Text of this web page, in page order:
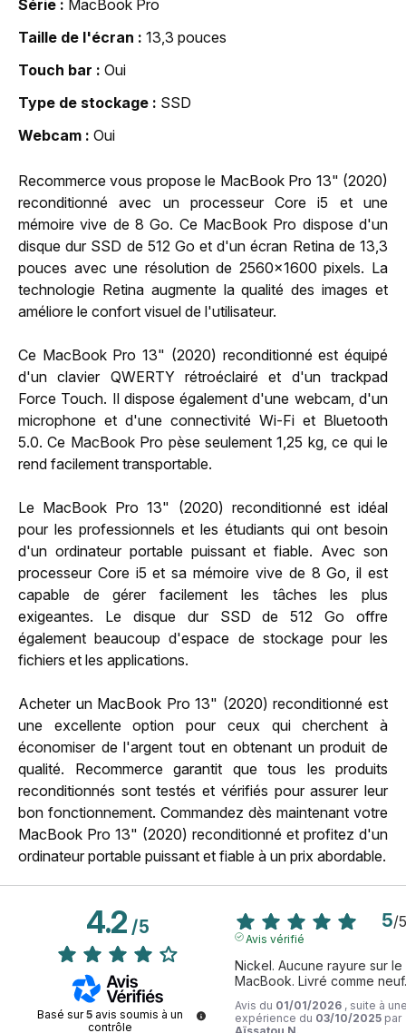
Série
MacBook Pro
Taille de l'écran
13,3 pouces
Touch bar
Oui
Type de stockage
SSD
Webcam
Oui
Recommerce vous propose le MacBook Pro 13" (2020)
reconditionné avec un processeur Core i5 et une
mémoire vive de 8 Go. Ce MacBook Pro dispose d'un
disque dur SSD de 512 Go et d'un écran Retina de 13,3
pouces avec une résolution de 2560x1600 pixels. La
technologie Retina augmente la qualité des images et
améliore le confort visuel de l'utilisateur.
Ce MacBook Pro 13" (2020) reconditionné est équipé
d'un clavier QWERTY rétroéclairé et d'un trackpad
Force Touch. Il dispose également d'une webcam, d'un
microphone et d'une connectivité Wi-Fi et Bluetooth
5.0. Ce MacBook Pro pèse seulement 1,25 kg, ce qui le
rend facilement transportable.
Le MacBook Pro 13" (2020) reconditionné est idéal
pour les professionnels et les étudiants qui ont besoin
d'un ordinateur portable puissant et fiable. Avec son
processeur Core i5 et sa mémoire vive de 8 Go, il est
capable de gérer facilement les tâches les plus
exigeantes. Le disque dur SSD de 512 Go offre
également beaucoup d'espace de stockage pour les
fichiers et les applications.
Acheter un MacBook Pro 13" (2020) reconditionné est
une excellente option pour ceux qui cherchent à
économiser de l'argent tout en obtenant un produit de
qualité. Recommerce garantit que tous les produits
reconditionnés sont testés et vérifiés pour assurer leur
bon fonctionnement. Commandez dès maintenant votre
MacBook Pro 13" (2020) reconditionné et profitez d'un
ordinateur portable puissant et fiable à un prix abordable.
4.2/5
Basé sur5 avis soumis à un
contrôle
5/5
Avis vérifié
Nickel. Aucune rayure sur le
MacBook. Livré comme neuf.
Avis du 01/01/2026 , suite à
expérience du 03/10/2025 par